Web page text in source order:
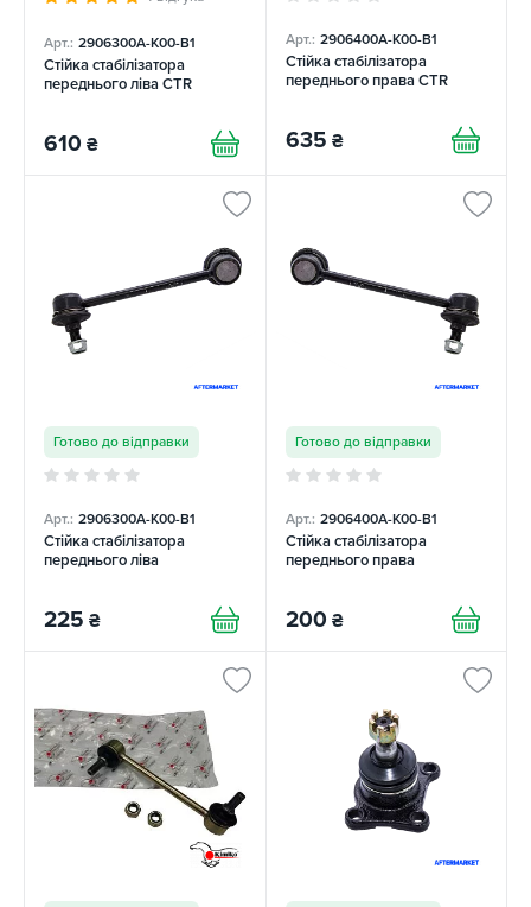
Арт.: 2906300A-K00-B1
Стійка стабілізатора
переднього ліва CTR
610 ₴
Арт.: 2906400A-K00-B1
Стійка стабілізатора
переднього права CTR
635 ₴
Готово до відправки
Арт.: 2906300A-K00-B1
Стійка стабілізатора
переднього ліва
225 ₴
Готово до відправки
Арт.: 2906400A-K00-B1
Стійка стабілізатора
переднього права
200 ₴